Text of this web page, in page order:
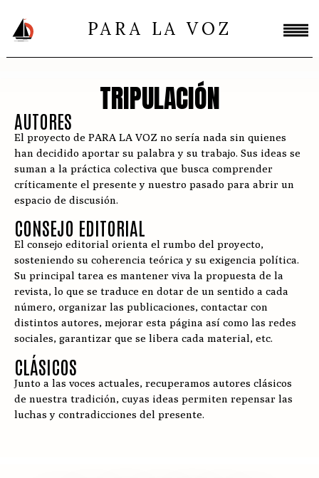
PARA LA VOZ
TRIPULACIÓN
AUTORES
El proyecto de PARA LA VOZ no sería nada sin quienes
han decidido aportar su palabra y su trabajo. Sus ideas se
suman a la práctica colectiva que busca comprender
críticamente el presente y nuestro pasado para abrir un
espacio de discusión.
CONSEJO EDITORIAL
El consejo editorial orienta el rumbo del proyecto,
sosteniendo su coherencia teórica y su exigencia política.
Su principal tarea es mantener viva la propuesta de la
revista, lo que se traduce en dotar de un sentido a cada
número, organizar las publicaciones, contactar con
distintos autores, mejorar esta página así como las redes
sociales, garantizar que se libera cada material, etc.
CLÁSICOS
Junto a las voces actuales, recuperamos autores clásicos
de nuestra tradición, cuyas ideas permiten repensar las
luchas y contradicciones del presente.